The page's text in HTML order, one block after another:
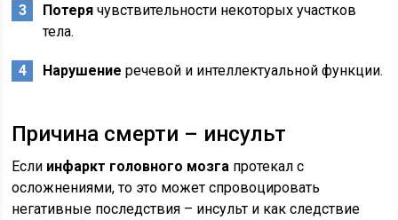
Потеря чувствительности некоторых участков
тела.
Нарушение речевой и интеллектуальной функции.
Причина смерти – инсульт
Если инфаркт головного мозга протекал с
осложнениями, то это может спровоцировать
негативные последствия – инсульт и как следствие